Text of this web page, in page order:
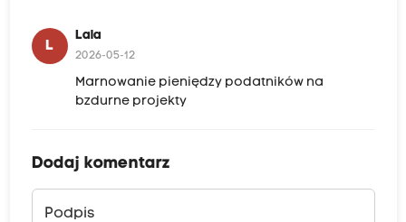
L
Lala
2026-05-12
Marnowanie pieniędzy podatników na
bzdurne projekty
Dodaj komentarz
Podpis